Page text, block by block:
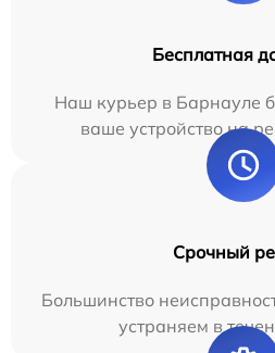
Бесплатная
Наш курьер в Барнауле
ваше устройство на
Срочный
Большинство
устраняем в